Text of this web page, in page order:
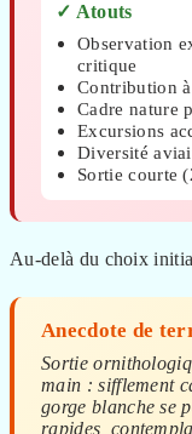
✓ Atouts
Observation
critique
Contribution
Cadre nature
Excursions
Diversité
Sortie courte
Au-delà du choix
Anecdote de
Sortie
main : sifflement
gorge blanche se
rapides,